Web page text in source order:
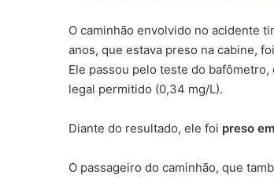
O caminhão envolvido no acidente
anos, que estava preso na cabine,
Ele passou pelo teste do
legal permitido (0,34 mg/L).
Diante do resultado, ele foi preso
O passageiro do caminhão, que